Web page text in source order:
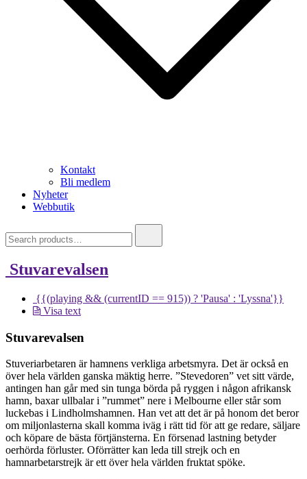
Kontakt
Bli medlem
Nyheter
Webbutik
for:
Stuvarevalsen
{{(playing && (currentID == 915)) ? 'Pausa' : 'Lyssna'}}
Visa text
Stuvarevalsen
Stuveriarbetaren är hamnens verkliga arbetsmyra. Det är också en
över hela världen ganska mäktig herre. ”Stevedoren” vet sitt värde,
antingen han går med sin tunga börda på ryggen i någon afrikansk
hamn, baxar ullbalar i ”rummet” nere i Melbourne eller står som
luckebas i Lindholmshamnen. Han vet att det är på honom det beror
om miljonlasterna skall komma iväg i rätt tid för att ge redare, säljare
och köpare de bästa förtjänsterna. En försenad lastning betyder
oerhörda förluster. Oförrätter kan leda till strejk och en
hamnarbetarstrejk är ett över hela världen fruktat spöke.